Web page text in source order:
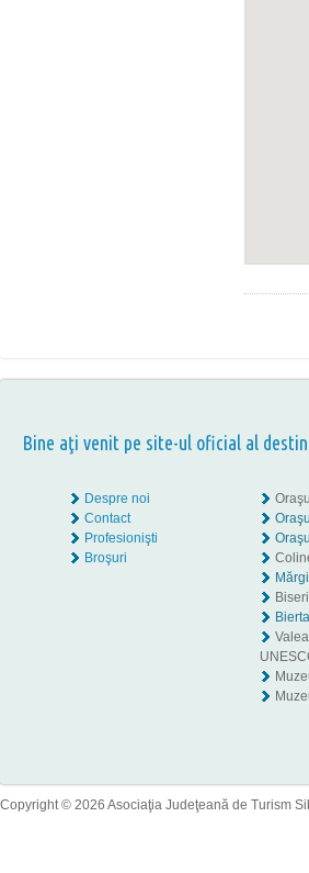
Bine aţi venit pe site-ul oficial al
Despre noi
Contact
Profesionişti
Broşuri
Copyright © 2026 Asociaţia Judeţeană de Turism